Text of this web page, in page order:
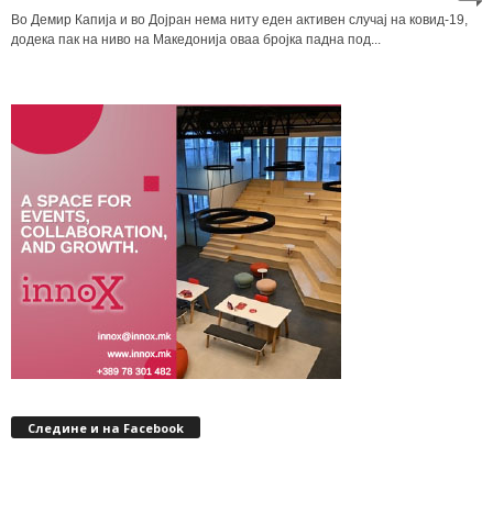
Во Демир Капија и во Дојран нема ниту еден активен случај на ковид-19,
додека пак на ниво на Македонија оваа бројка падна под...
Следине и на Facebook